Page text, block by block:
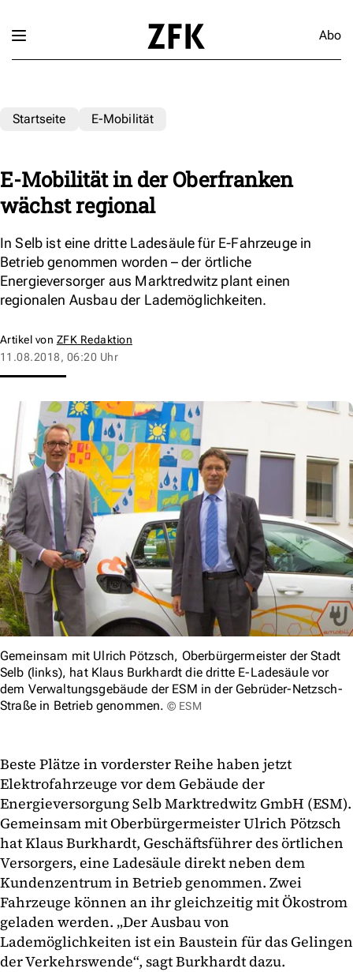
Abo
Startseite E-Mobilität
E-Mobilität in der Oberfranken
wächst regional
In Selb ist eine dritte Ladesäule für E-Fahrzeuge in
Betrieb genommen worden – der örtliche
Energieversorger aus Marktredwitz plant einen
regionalen Ausbau der Lademöglichkeiten.
Artikel von ZFK Redaktion
11.08.2018, 06:20 Uhr
Gemeinsam mit Ulrich Pötzsch, Oberbürgermeister der Stadt
Selb (links), hat Klaus Burkhardt die dritte E-Ladesäule vor
dem Verwaltungsgebäude der ESM in der Gebrüder-Netzsch-
Straße in Betrieb genommen. © ESM
Beste Plätze in vorderster Reihe haben jetzt
Elektrofahrzeuge vor dem Gebäude der
Energieversorgung Selb Marktredwitz GmbH (ESM).
Gemeinsam mit Oberbürgermeister Ulrich Pötzsch
hat Klaus Burkhardt, Geschäftsführer des örtlichen
Versorgers, eine Ladesäule direkt neben dem
Kundenzentrum in Betrieb genommen. Zwei
Fahrzeuge können an ihr gleichzeitig mit Ökostrom
geladen werden. „Der Ausbau von
Lademöglichkeiten ist ein Baustein für das Gelingen
der Verkehrswende“, sagt Burkhardt dazu.